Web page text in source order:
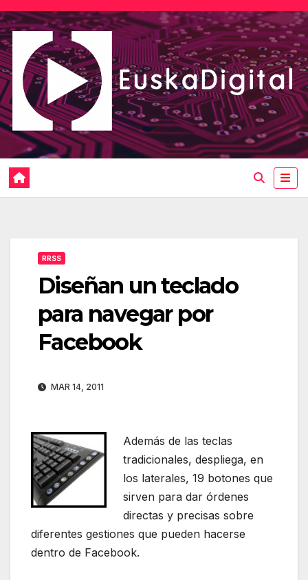
Saltar
al
contenido
RRSS
Diseñan un teclado
para navegar por
Facebook
MAR 14, 2011
Además de las teclas
tradicionales, despliega, en
los laterales, 19 botones que
sirven para dar órdenes
directas y precisas sobre
diferentes gestiones que pueden hacerse
dentro de Facebook.